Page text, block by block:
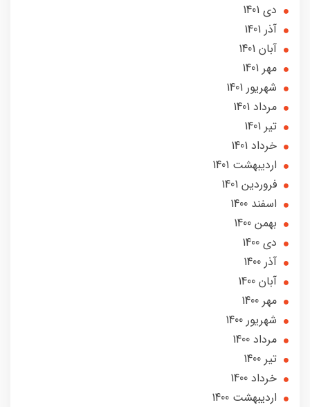
دی 1401
آذر 1401
آبان 1401
مهر 1401
شهریور 1401
مرداد 1401
تير 1401
خرداد 1401
ارديبهشت 1401
فروردین 1401
اسفند 1400
بهمن 1400
دی 1400
آذر 1400
آبان 1400
مهر 1400
شهریور 1400
مرداد 1400
تير 1400
خرداد 1400
ارديبهشت 1400